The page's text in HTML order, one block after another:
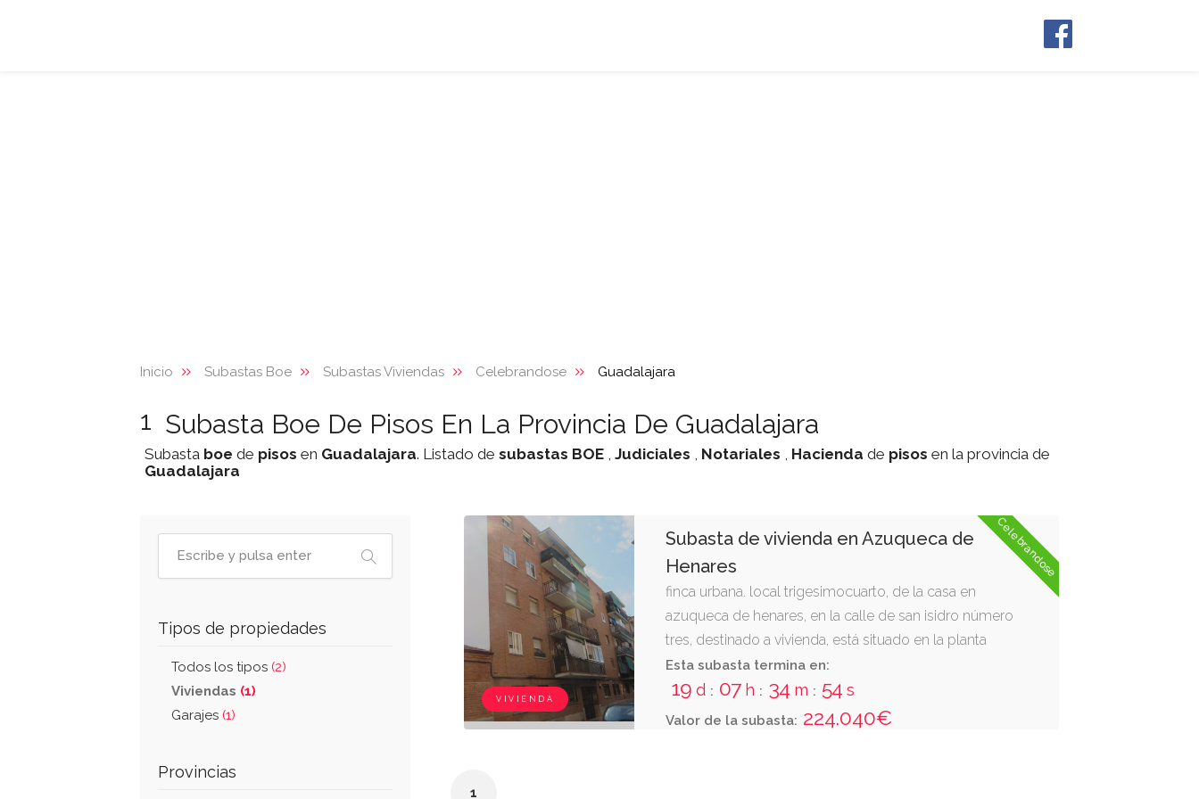
Inicio Subastas Boe Subastas Viviendas Celebrandose Guadalajara
1 Subasta Boe De Pisos En La Provincia De Guadalajara
Subasta boe de pisos en Guadalajara. Listado de subastas BOE , Judiciales , Notariales , Hacienda de pisos en la provincia de
Guadalajara
Tipos de propiedades
Todos los tipos (2)
Viviendas (1)
Garajes (1)
Provincias
VIVIENDA
Celebrandose
Subasta de vivienda en Azuqueca de
Henares
finca urbana. local trigesimocuarto, de la casa en
azuqueca de henares, en la calle de san isidro número
tres, destinado a vivienda, está situado en la planta
cuarta alta interior derecha subiendo por la escalera de
la izquierda, señalada con la letra b, con superficie de
sesenta y un metros y ochenta y seis decímetros
Esta subasta termina en:
19 d : 07 h : 34 m : 54 s
Valor de la subasta: 224.040€
1